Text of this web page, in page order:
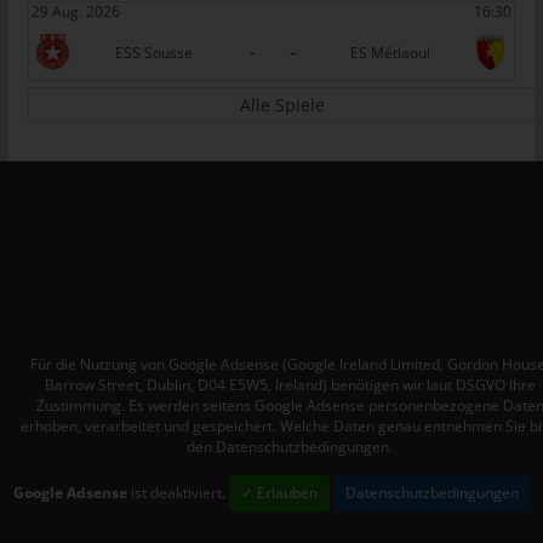
29 Aug. 2026
16:30
ESS Sousse
- - ES Métlaoui
Alle Spiele
Für die Nutzung von Google Adsense (Google Ireland Limited, Gordon
Barrow Street, Dublin, D04 E5W5, Ireland) benötigen wir laut DSGVO Ihre
Zustimmung. Es werden seitens Google Adsense personenbezogene Daten
erhoben, verarbeitet und gespeichert. Welche Daten genau entnehmen Sie
den Datenschutzbedingungen.
Google Adsense ist deaktiviert. ✓ Erlauben Datenschutzbedingungen
Personen, die unter der unmittelbaren Verantwortung des
Verantwortlichen oder des Auftragsverarbeiters befugt sind, die
personenbezogenen Daten zu verarbeiten.
Name und Anschrift des für die
Verarbeitung Verantwortlichen
Verantwortlicher im Sinne der Datenschutz-Grundverordnung,
geltenden Datenschutzgesetze und anderer Bestimmungen mit